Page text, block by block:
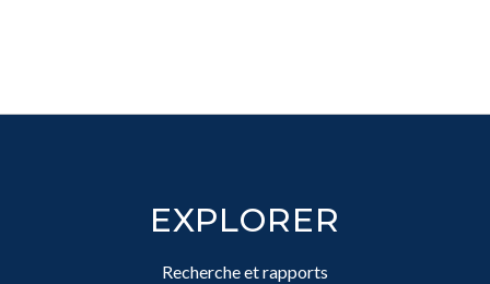
EXPLORER
Recherche et rapports